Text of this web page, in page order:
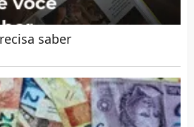
saber